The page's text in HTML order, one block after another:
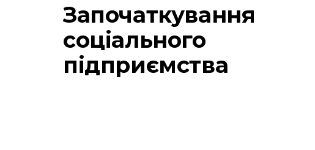
Започаткування
соціального
підприємства